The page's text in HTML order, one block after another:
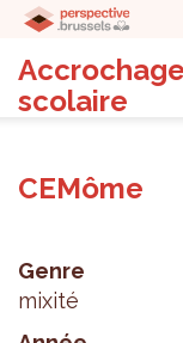
Accrochage
scolaire
CEMôme
Genre
mixité